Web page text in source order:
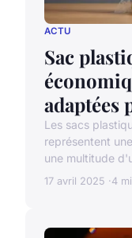
ACTU
Sac
adaptées
Les sacs
représentent
une multitude
17 avril 2025 4